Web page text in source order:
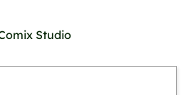
Studio